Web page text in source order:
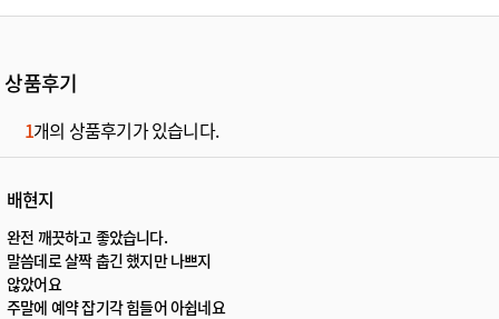
상품후기
1개의 상품후기가 있습니다.
배현지
완전 깨끗하고 좋았습니다.
말씀데로 살짝 춥긴 했지만 나쁘지
않았어요
주말에 예약 잡기각 힘들어 아쉽네요